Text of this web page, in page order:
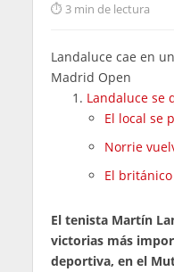
3 min de lectura
Landaluce cae en
Madrid Open
Landaluce se
El local se
Norrie
El
El tenista Martín
victorias más
deportiva, en el